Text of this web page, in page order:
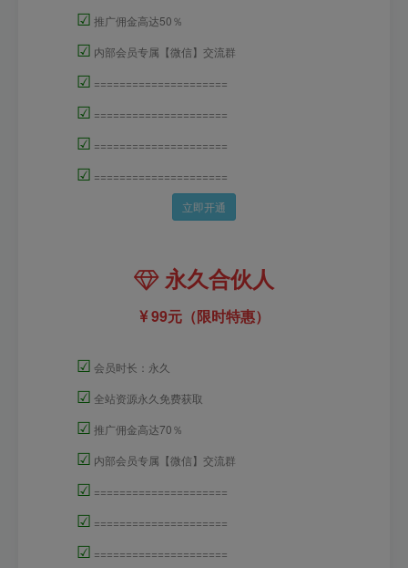
☑ 推广佣金高达50％
☑ 内部会员专属【微信】交流群
☑ =====================
☑ =====================
☑ =====================
☑ =====================
立即开通
永久合伙人
99元（限时特惠）
☑ 会员时长：永久
☑ 全站资源永久免费获取
☑ 推广佣金高达70％
☑ 内部会员专属【微信】交流群
☑ =====================
☑ =====================
☑ =====================